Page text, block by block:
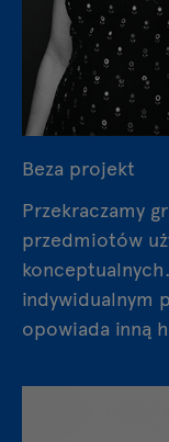
Beza projekt
Przekraczamy
przedmiotów
indywidualnym
opowiada inną